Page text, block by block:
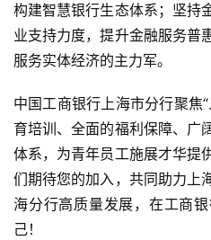
构建智慧银行生态体系；坚持
业支持力度，提升金融服务普
服务实体经济的主力军。
中国工商银行上海市分行聚焦
育培训、全面的福利保障、广
体系，为青年员工施展才华提
们期待您的加入，共同助力上
海分行高质量发展，在工商
己！